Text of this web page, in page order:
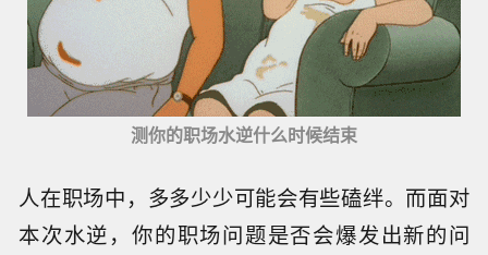
测你的职场水逆什么时候结束
人在职场中，多多少少可能会有些磕绊。而面对
本次水逆，你的职场问题是否会爆发出新的问